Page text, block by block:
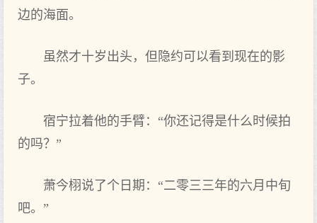
边的海面。
虽然才十岁出头，但隐约可以看‌到现在‌的影
子。
宿宁拉着他的手臂：“你还记得是什么时‌候拍
的吗？”
萧今栩说了个日期：“二零三三年的六月中旬
吧。”